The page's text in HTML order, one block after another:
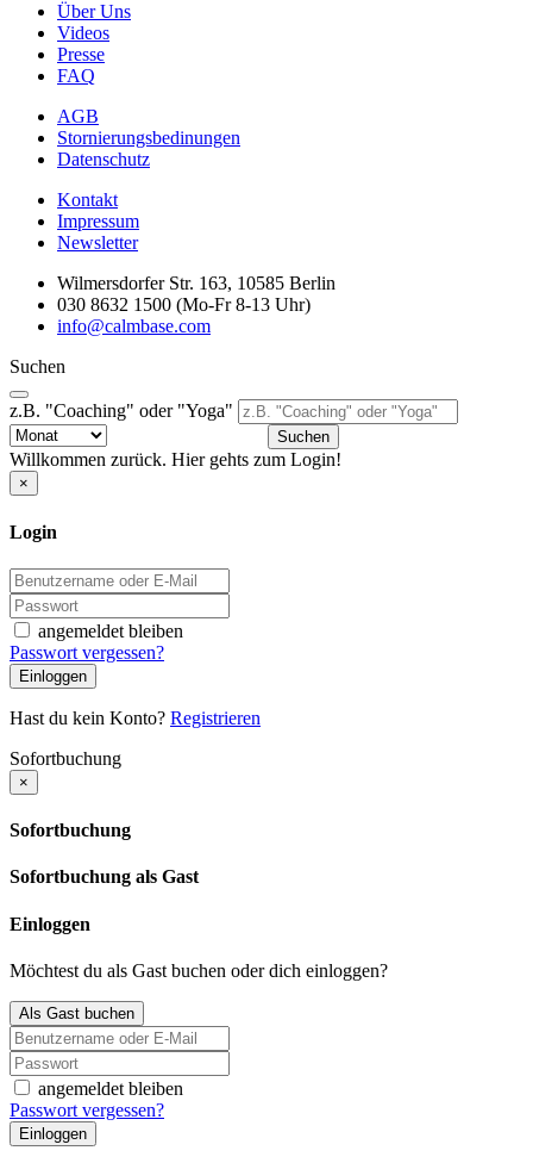
Über Uns
Videos
Presse
FAQ
AGB
Stornierungsbedinungen
Datenschutz
Kontakt
Impressum
Newsletter
Wilmersdorfer Str. 163, 10585 Berlin
030 8632 1500 (Mo-Fr 8-13 Uhr)
info@calmbase.com
Suchen
z.B. "Coaching" oder "Yoga"
Suchen
Willkommen zurück. Hier gehts zum Login!
×
Login
angemeldet bleiben
Passwort vergessen?
Einloggen
Hast du kein Konto? Registrieren
Sofortbuchung
×
Sofortbuchung
Sofortbuchung als Gast
Einloggen
Möchtest du als Gast buchen oder dich einloggen?
Als Gast buchen
angemeldet bleiben
Passwort vergessen?
Einloggen